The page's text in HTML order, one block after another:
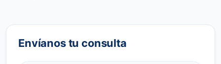
Envíanos tu consulta